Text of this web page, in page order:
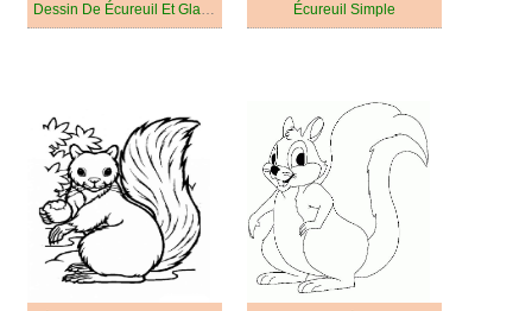
Dessin De Écureuil Et Glands Écureuil Simple